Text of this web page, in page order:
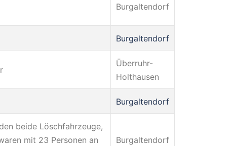
Burgaltendorf
Burgaltendorf
Überruhr-
Holthausen
Burgaltendorf
beide Löschfahrzeuge,
mit 23 Personen an
Burgaltendorf